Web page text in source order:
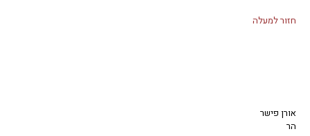
חזור למעלה
אורן פישר
הר